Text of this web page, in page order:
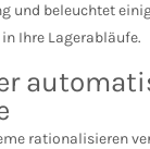
und beleuchtet
Ihre Lagerabläufe.
rationalisieren